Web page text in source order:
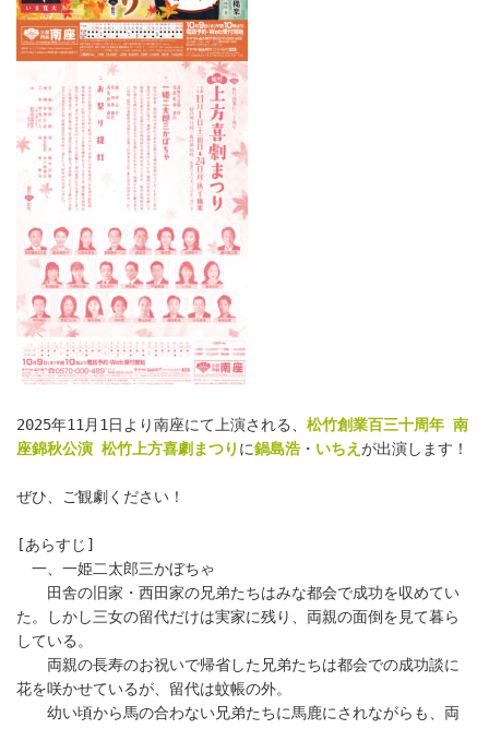
2025年11月1日より南座にて上演される、 松竹創業百三十周年 南
座錦秋公演 松竹上方喜劇まつり に鍋島浩・ いちえ が出演します！
ぜひ、ご観劇ください！
[あらすじ]
一、一姫二太郎三かぼちゃ
田舎の旧家・西田家の兄弟たちはみな都会で成功を収めてい
た。しかし三女の留代だけは実家に残り、両親の面倒を見て暮ら
している。
両親の長寿のお祝いで帰省した兄弟たちは都会での成功談に
花を咲かせているが、留代は蚊帳の外。
幼い頃から馬の合わない兄弟たちに馬鹿にされながらも、両